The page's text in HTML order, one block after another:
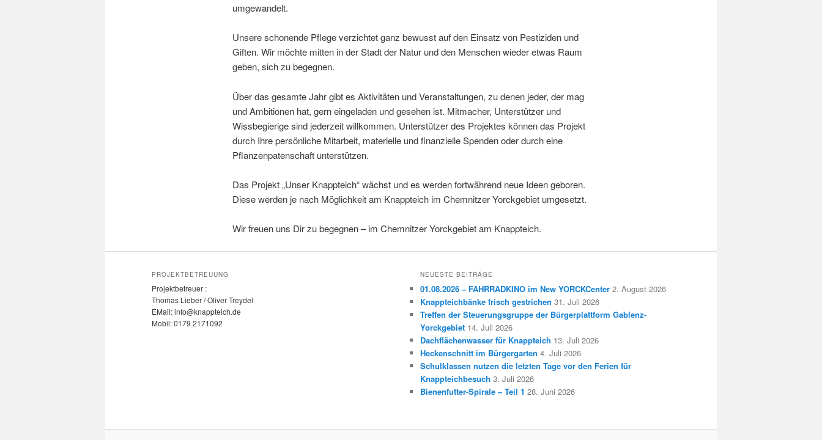
umgewandelt.
Unsere schonende Pflege verzichtet ganz bewusst auf den Einsatz von Pestiziden und
Giften. Wir möchte mitten in der Stadt der Natur und den Menschen wieder etwas Raum
geben, sich zu begegnen.
Über das gesamte Jahr gibt es Aktivitäten und Veranstaltungen, zu denen jeder, der mag
und Ambitionen hat, gern eingeladen und gesehen ist. Mitmacher, Unterstützer und
Wissbegierige sind jederzeit willkommen. Unterstützer des Projektes können das Projekt
durch Ihre persönliche Mitarbeit, materielle und finanzielle Spenden oder durch eine
Pflanzenpatenschaft unterstützen.
Das Projekt „Unser Knappteich“ wächst und es werden fortwährend neue Ideen geboren.
Diese werden je nach Möglichkeit am Knappteich im Chemnitzer Yorckgebiet umgesetzt.
Wir freuen uns Dir zu begegnen – im Chemnitzer Yorckgebiet am Knappteich.
PROJEKTBETREUUNG
Projektbetreuer :
Thomas Lieber / Oliver Treydel
EMail: info@knappteich.de
Mobil: 0179 2171092
NEUESTE BEITRÄGE
01.08.2026 – FAHRRADKINO im New YORCKCenter 2. August 2026
Knappteichbänke frisch gestrichen 31. Juli 2026
Treffen der Steuerungsgruppe der Bürgerplattform Gablenz-
Yorckgebiet 14. Juli 2026
Dachflächenwasser für Knappteich 13. Juli 2026
Heckenschnitt im Bürgergarten 4. Juli 2026
Schulklassen nutzen die letzten Tage vor den Ferien für
Knappteichbesuch 3. Juli 2026
Bienenfutter-Spirale – Teil 1 28. Juni 2026